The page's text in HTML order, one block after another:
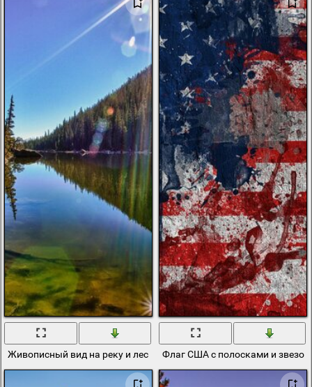
Живописный вид на реку и лес вокруг. Колорадо, США
Флаг США с полосками и